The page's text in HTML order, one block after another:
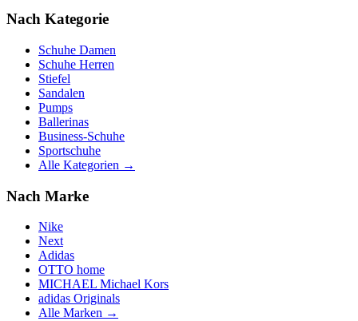
Nach Kategorie
Schuhe Damen
Schuhe Herren
Stiefel
Sandalen
Pumps
Ballerinas
Business-Schuhe
Sportschuhe
Alle Kategorien →
Nach Marke
Nike
Next
Adidas
OTTO home
MICHAEL Michael Kors
adidas Originals
Alle Marken →